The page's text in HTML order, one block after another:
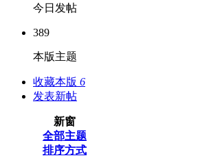
今日发帖
389
本版主题
收藏本版 6
发表新帖
新窗
全部主题
排序方式